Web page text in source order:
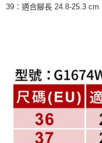
39：適合腳長 24.8-25.3 cm